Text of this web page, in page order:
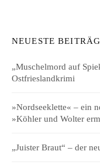
NEUESTE
„Muschelmord auf
Ostfrieslandkrimi
»Nordseeklette« – ein
»Köhler und Wolter
„Juister Braut“ – der